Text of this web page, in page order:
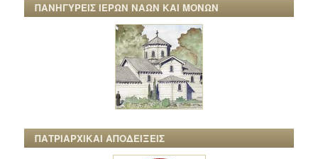
ΠΑΝΗΓΥΡΕΙΣ ΙΕΡΩΝ ΝΑΩΝ ΚΑΙ ΜΟΝΩΝ
ΠΑΤΡΙΑΡΧΙΚΑΙ ΑΠΟΔΕΙΞΕΙΣ